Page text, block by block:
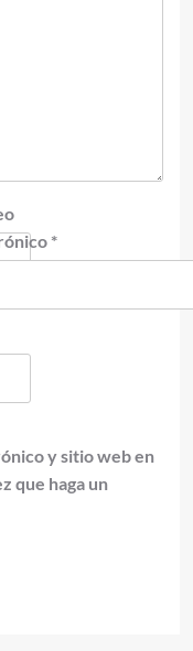
*
y sitio web en
que haga un